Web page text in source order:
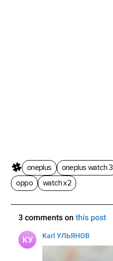
oneplus oneplus watch 3
oppo
watch x2